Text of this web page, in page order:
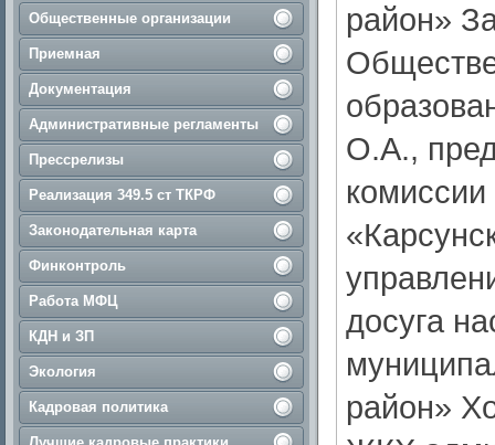
Общественные организации
Приемная
Документация
Административные регламенты
Прессрелизы
Реализация 349.5 ст ТКРФ
Законодательная карта
Финконтроль
Работа МФЦ
КДН и ЗП
Экология
Кадровая политика
район»
О.А.,
досуга
район»